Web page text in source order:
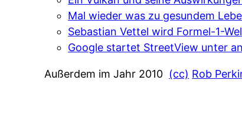
Mal wieder was zu gesundem
Sebastian Vettel wird Formel-1-
Google startet StreetView unter
Außerdem im Jahr 2010 (cc) Rob